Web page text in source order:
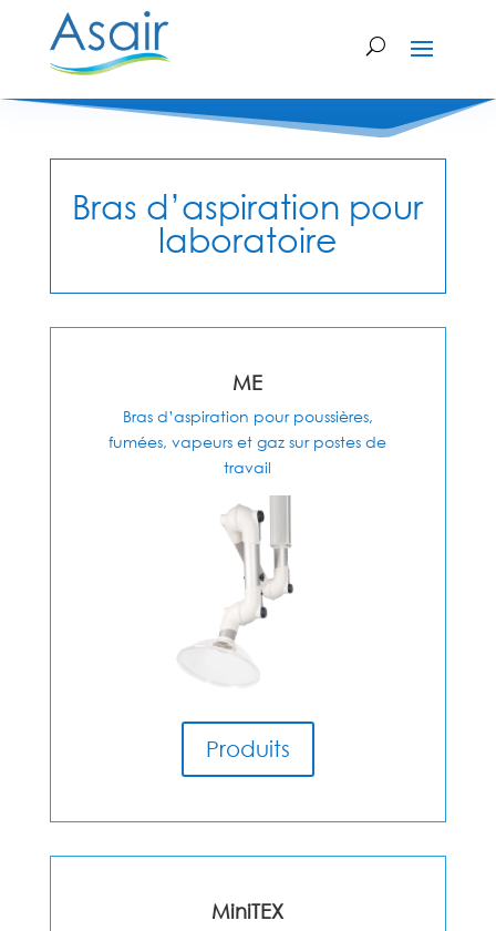
Bras d’aspiration pour
laboratoire
ME
Bras d’aspiration pour poussières,
fumées, vapeurs et gaz sur postes de
travail
Produits
MiniTEX